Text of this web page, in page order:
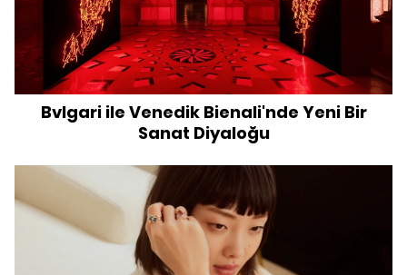
Bvlgari ile Venedik Bienali'nde Yeni Bir
Sanat Diyaloğu